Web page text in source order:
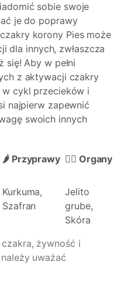
sobie swoje
je do poprawy
korony Pies może
dla innych, zwłaszcza
się! Aby w pełni
z aktywacji czakry
cykl przecieków i
najpierw zapewnić
swoich innych
żywność i
uważać
🌶️ Przyprawy 👩‍⚕️ Organy
Kurkuma,
Szafran
Jelito
grube,
Skóra